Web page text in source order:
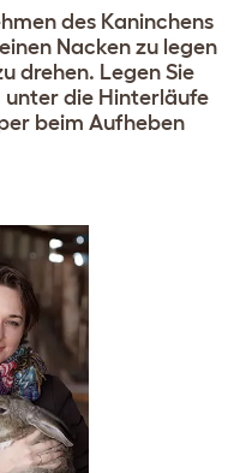
des Kaninchens
Nacken zu legen
drehen. Legen Sie
die Hinterläufe
beim Aufheben